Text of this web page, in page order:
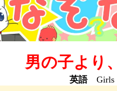
男の子より
英語Girls